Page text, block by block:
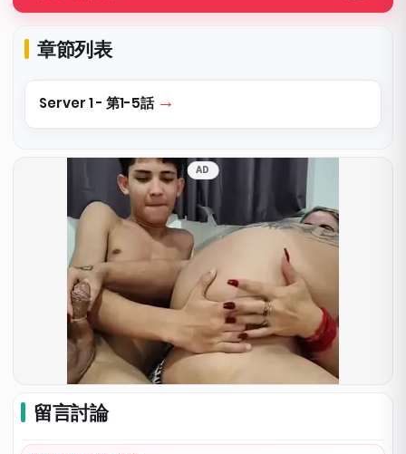
章節列表
Server 1 - 第1-5話
AD
留言討論